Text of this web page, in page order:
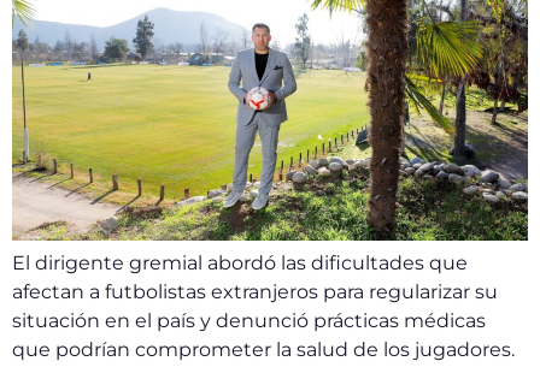
El dirigente gremial abordó las dificultades que
afectan a futbolistas extranjeros para regularizar su
situación en el país y denunció prácticas médicas
que podrían comprometer la salud de los jugadores.